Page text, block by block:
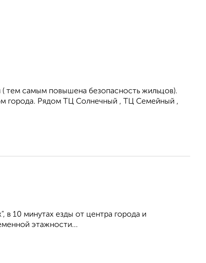
тем самым повышена безопасность жильцов).
города. Рядом ТЦ Солнечный , ТЦ Семейный ,
10 минутах езды от центра города и
этажности...